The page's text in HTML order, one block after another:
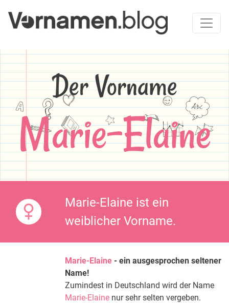
Der Vorname
Marie-Elaine
Marie-Elaine ist ein
weiblicher Vorname.
Marie-Elaine - ein ausgesprochen seltener
Name!
Zumindest in Deutschland wird der Name
Marie-Elaine nur sehr selten vergeben.